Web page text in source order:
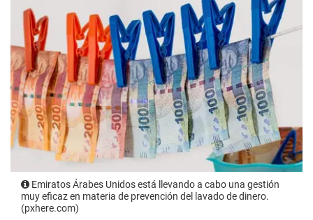
Emiratos Árabes Unidos está llevando a cabo una gestión
muy eficaz en materia de prevención del lavado de dinero.
(pxhere.com)